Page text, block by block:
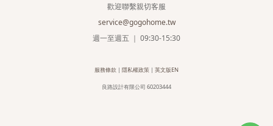
歡迎聯繫親切客服
service@gogohome.tw
週一至週五 ｜ 09:30-15:30
服務條款 | 隱私權政策 | 英文版EN
良路設計有限公司 60203444